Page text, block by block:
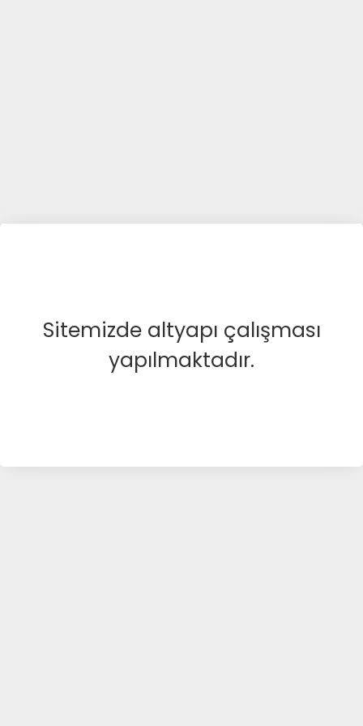
Sitemizde altyapı çalışması
yapılmaktadır.